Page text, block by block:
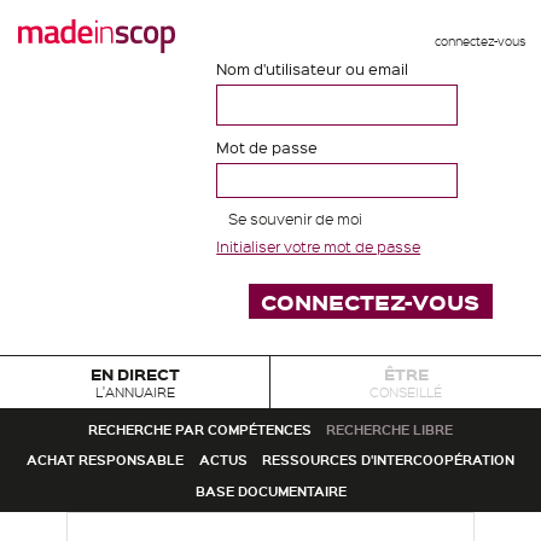
connectez-vous
Nom d'utilisateur ou email
Mot de passe
Se souvenir de moi
Initialiser votre mot de passe
EN DIRECT
L'ANNUAIRE
ÊTRE
CONSEILLÉ
RECHERCHE PAR COMPÉTENCES
RECHERCHE LIBRE
ACHAT RESPONSABLE
ACTUS
RESSOURCES D'INTERCOOPÉRATION
BASE DOCUMENTAIRE